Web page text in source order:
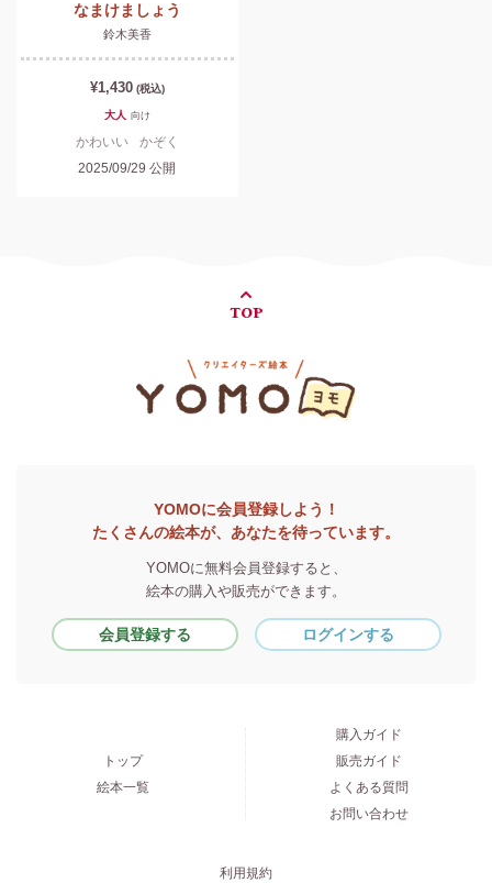
なまけましょう
鈴木美香
¥1,430 (税込)
大人 向け
かわいい
かぞく
2025/09/29 公開
TOP
YOMOに会員登録しよう！
たくさんの絵本が、あなたを待っています。
YOMOに無料会員登録すると、
絵本の購入や販売ができます。
会員登録する ログインする
トップ
絵本一覧
購入ガイド
販売ガイド
よくある質問
お問い合わせ
利用規約